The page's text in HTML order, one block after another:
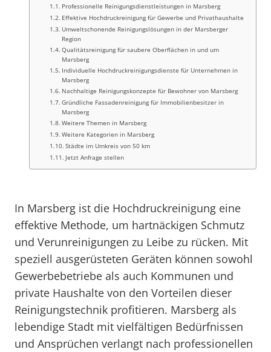
Professionelle Reinigungsdienstleistungen in Marsberg
Effektive Hochdruckreinigung für Gewerbe und Privathaushalte
Umweltschonende Reinigungslösungen in der Marsberger
Region
Qualitätsreinigung für saubere Oberflächen in und um
Marsberg
Individuelle Hochdruckreinigungsdienste für Unternehmen in
Marsberg
Nachhaltige Reinigungskonzepte für Bewohner von Marsberg
Gründliche Fassadenreinigung für Immobilienbesitzer in
Marsberg
Weitere Themen in Marsberg
Weitere Kategorien in Marsberg
Städte im Umkreis von 50 km
Jetzt Anfrage stellen
In Marsberg ist die Hochdruckreinigung eine
effektive Methode, um hartnäckigen Schmutz
und Verunreinigungen zu Leibe zu rücken. Mit
speziell ausgerüsteten Geräten können sowohl
Gewerbebetriebe als auch Kommunen und
private Haushalte von den Vorteilen dieser
Reinigungstechnik profitieren. Marsberg als
lebendige Stadt mit vielfältigen Bedürfnissen
und Ansprüchen verlangt nach professionellen